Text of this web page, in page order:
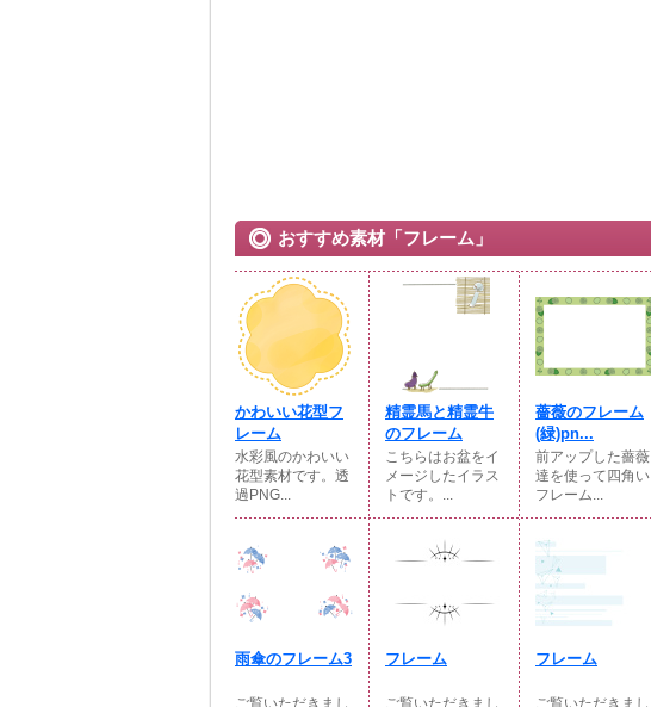
おすすめ素材「フレーム」
かわいい花型フ
レーム
水彩風のかわいい
花型素材です。透
過PNG...
精霊馬と精霊牛
のフレーム
こちらはお盆をイ
メージしたイラス
トです。...
薔薇のフレーム
(緑)pn...
前アップした薔薇
達を使って四角い
フレーム...
雨傘のフレーム3
ご覧いただきまし
フレーム
ご覧いただきまし
フレーム
ご覧いただきまし